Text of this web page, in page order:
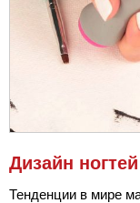
Дизайн
Тенденции в мире